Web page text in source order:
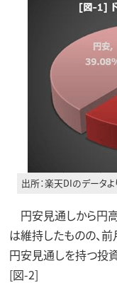
出所：楽天DIのデータ
円安見通しから円
は維持したものの、
円安見通しを持つ投
[図-2]